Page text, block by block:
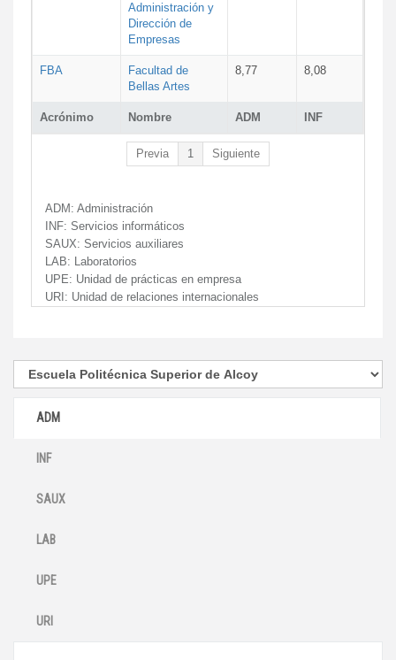
Acrónimo Nombre ADM INF
Administración y
Dirección de
Empresas
FBA
Facultad de
Bellas Artes
8,77 8,08
Previa 1 Siguiente
ADM: Administración
INF: Servicios informáticos
SAUX: Servicios auxiliares
LAB: Laboratorios
UPE: Unidad de prácticas en empresa
URI: Unidad de relaciones internacionales
ADM
INF
SAUX
LAB
UPE
URI